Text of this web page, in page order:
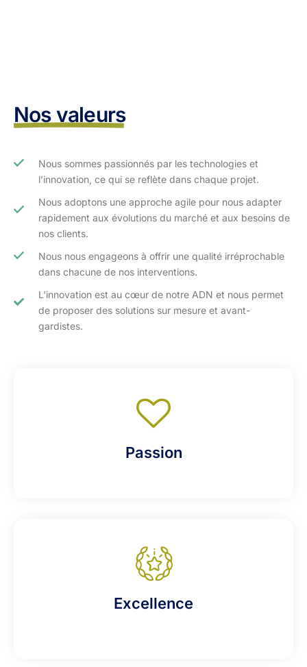
Nos valeurs
Nous sommes passionnés par les technologies et
l’innovation, ce qui se reflète dans chaque projet.
Nous adoptons une approche agile pour nous adapter
rapidement aux évolutions du marché et aux besoins de
nos clients.​
Nous nous engageons à offrir une qualité irréprochable
dans chacune de nos interventions.
L'innovation est au cœur de notre ADN et nous permet
de proposer des solutions sur mesure et avant-
gardistes.
Passion
Excellence